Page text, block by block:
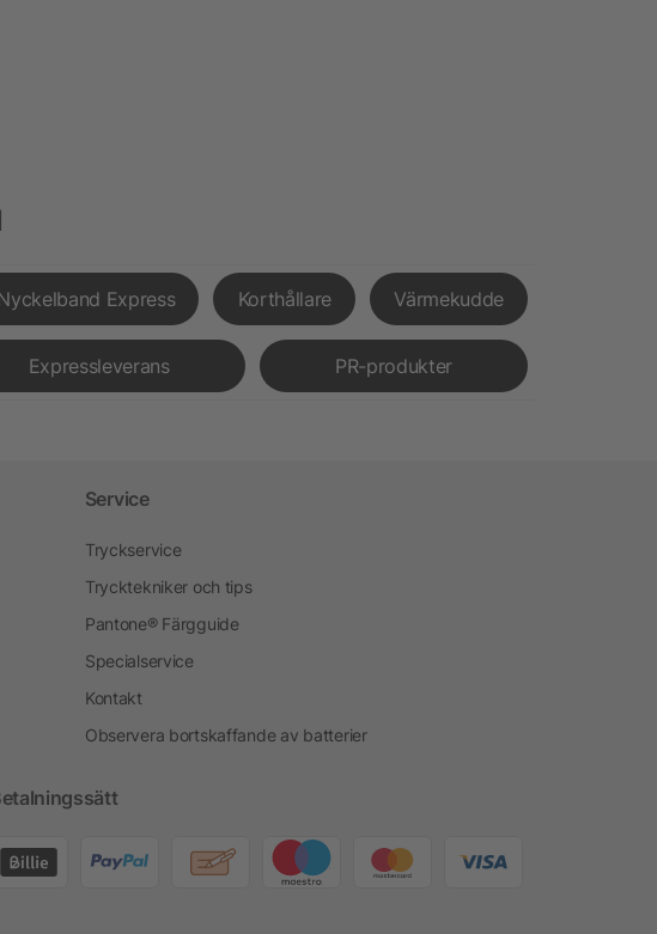
Express Korthållare Värmekudde
Expressleverans PR-produkter
Service
Tryckservice
Trycktekniker och tips
Pantone® Färgguide
Specialservice
Kontakt
Observera bortskaffande av batterier